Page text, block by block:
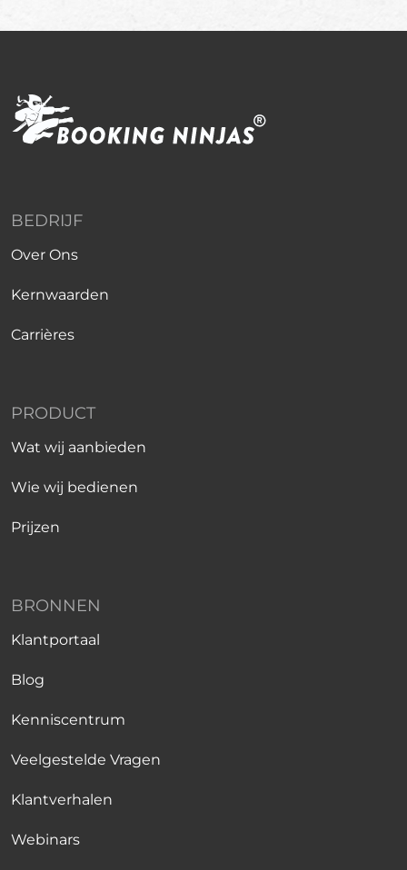
BEDRIJF
Over Ons
Kernwaarden
Carrières
PRODUCT
Wat wij aanbieden
Wie wij bedienen
Prijzen
BRONNEN
Klantportaal
Blog
Kenniscentrum
Veelgestelde Vragen
Klantverhalen
Webinars